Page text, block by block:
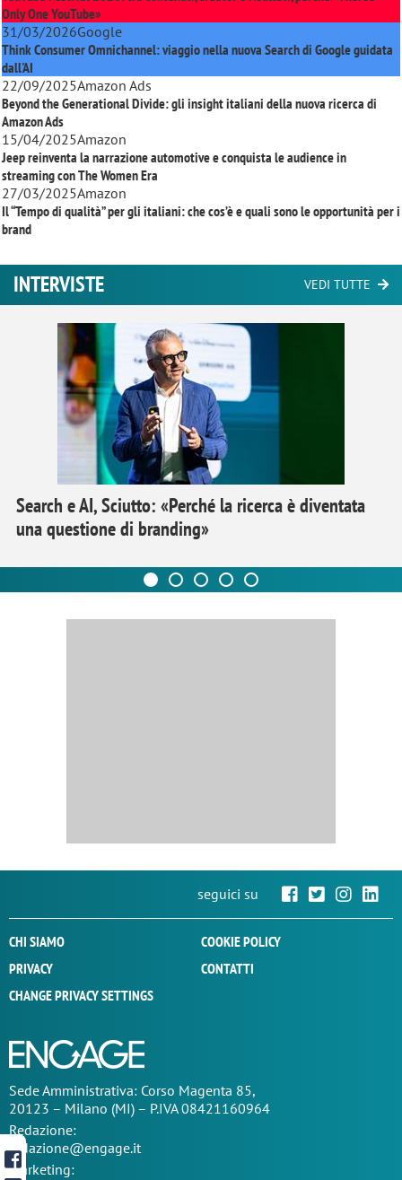
Only One YouTube»
31/03/2026Google
Think Consumer Omnichannel: viaggio nella nuova Search di Google guidata
dall'AI
22/09/2025Amazon Ads
Beyond the Generational Divide: gli insight italiani della nuova ricerca di
Amazon Ads
15/04/2025Amazon
Jeep reinventa la narrazione automotive e conquista le audience in
streaming conThe Women Era
27/03/2025Amazon
Il “Tempo di qualità” per gli italiani: che cos’è e quali sono le opportunità per i
brand
INTERVISTE VEDI TUTTE
Search e AI, Sciutto: «Perché la ricerca è diventata
una questione di branding»
seguici su
CHI SIAMO
COOKIE POLICY
PRIVACY
CONTATTI
CHANGE PRIVACY SETTINGS
SedeAmministrativa: Corso Magenta 85,
20123 – Milano (MI) – P.IVA 08421160964
Redazione:
redazione@engage.it
Marketing: